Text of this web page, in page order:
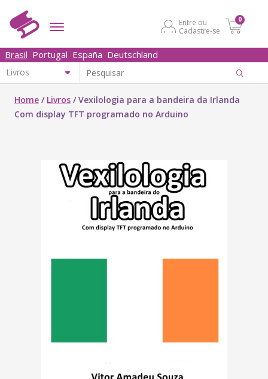
Entre ou
Cadastre-se
0
Brasil Portugal España Deutschland
Home / Livros /Vexilologia para a bandeira da Irlanda
Com display TFT programado no Arduino